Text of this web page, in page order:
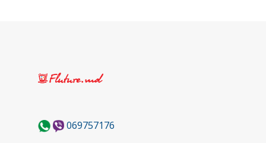
069757176